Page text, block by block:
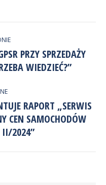
PRZY SPRZEDAŻY
WIEDZIEĆ?”
RAPORT „SERWIS
CEN SAMOCHODÓW
II/2024”